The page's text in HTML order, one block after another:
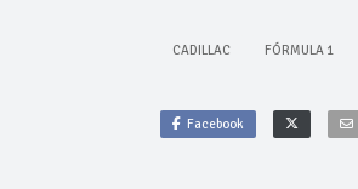
CADILLAC FÓRMULA 1
Facebook